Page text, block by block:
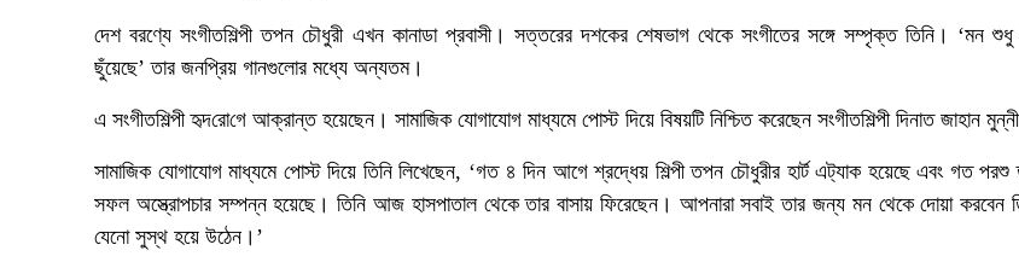
দেশ বরণ্যে সংগীতশিল্পী তপন চৌধুরী এখন কানাডা প্রবাসী। সত্তরের দশকের শেষভাগ থেকে সংগীতের সঙ্গে সম্পৃক্ত ‍তিনি। ‘মন
ছুঁয়েছে’ তার জনপ্রিয় গানগুলোর মধ্যে অন্যতম।
এ সংগীতশিল্পী হৃদ‌রো‌গে আক্রান্ত হয়েছেন। সামাজিক যোগাযোগ মাধ্যমে পোস্ট দিয়ে বিষয়টি নিশ্চিত করেছেন সংগীতশিল্পী দিনাত জাহান
সামাজিক যোগাযোগ মাধ্যমে পোস্ট দিয়ে তিনি লিখেছেন, ‘গত ৪ দিন আগে শ্রদ্ধেয় শিল্পী তপন চৌধুরীর হার্ট এট‍্যাক হয়েছে এবং গত পরশু
সফল অস্ত্রোপচার সম্পন্ন হয়েছে। তিনি আজ হাসপাতাল থেকে তার বাসায় ফিরেছেন। আপনারা সবাই তার জন্য মন থেকে দোয়া করবেন
যেনো সুস্থ হয়ে উঠেন।’